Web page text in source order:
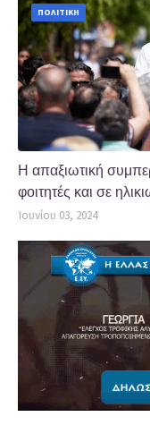
ΠΟΛΙΤΙΚΗ
Η απαξιωτική
φοιτητές και σε
Ιουνίου 03, 2024